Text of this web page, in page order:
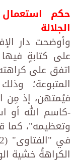
حكم
الجلالة
وأوضحت دار
على كتابةٍ
اتفق على
المتبوعة؛
فيُمتهن، إذ مِن
-كاسم الله أو
وتعظيمه"، كما
الكراهةُ خشية